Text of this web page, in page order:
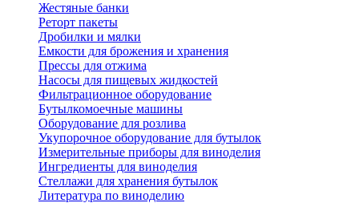
Жестяные банки
Реторт пакеты
Дробилки и мялки
Емкости для брожения и хранения
Прессы для отжима
Насосы для пищевых жидкостей
Фильтрационное оборудование
Бутылкомоечные машины
Оборудование для розлива
Укупорочное оборудование для бутылок
Измерительные приборы для виноделия
Ингредиенты для виноделия
Стеллажи для хранения бутылок
Литература по виноделию